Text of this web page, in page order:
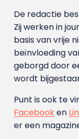
De redactie
Zij werken in
basis van vrije
beïnvloeding
geborgd door
wordt
Punt is ook te
Facebooken
er een